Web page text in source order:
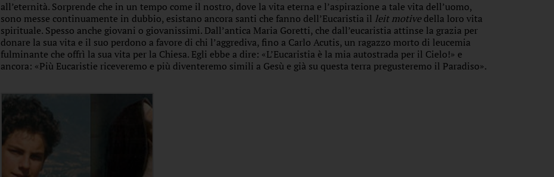
all’eternità. Sorprende che in un tempo come il nostro, dove la vita eterna e l’aspirazione a tale vita dell’uomo,
sono messe continuamente in dubbio, esistano ancora santi che fanno dell’Eucaristia il leit motivedella loro vita
spirituale. Spesso anche giovani o giovanissimi. Dall’antica Maria Goretti, che dall’eucaristia attinse la grazia per
donare la sua vita e il suo perdono a favore di chi l’aggrediva, fino a Carlo Acutis, un ragazzo morto di leucemia
fulminante che offrì la sua vita per la Chiesa. Egli ebbe a dire: «L’Eucaristia è la mia autostrada per il Cielo!» e
ancora: «Più Eucaristie riceveremo e più diventeremo simili a Gesù e già su questa terra pregusteremo il Paradiso».